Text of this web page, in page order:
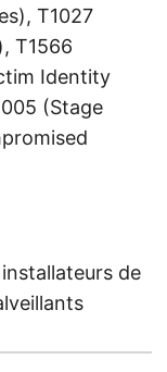
T1027
T1566
Identity
(Stage
de